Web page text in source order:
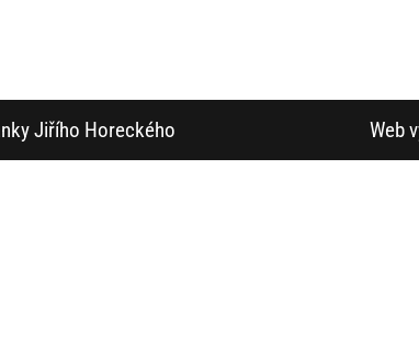
Jiřího Horeckého Web